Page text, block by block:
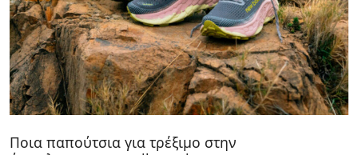
Ποια παπούτσια για τρέξιμο στην